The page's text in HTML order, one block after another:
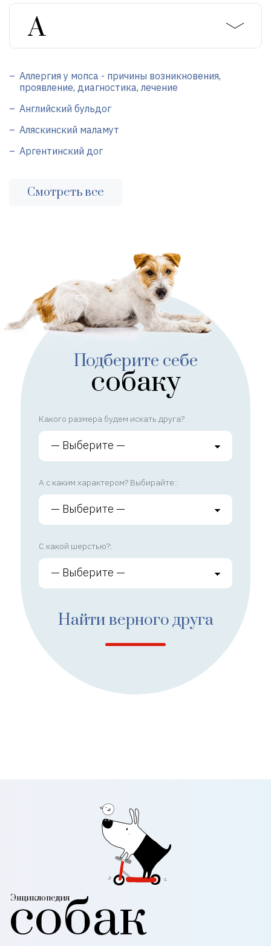
Аллергия у мопса - причины возникновения,
проявление, диагностика, лечение
Английский бульдог
Аляскинский маламут
Аргентинский дог
Смотреть все
Подберите себе
собаку
Какого размера будем искать друга?
А с каким характером? Выбирайте::
С какой шерстью?:
Найти верного друга
Энциклопедия
собак